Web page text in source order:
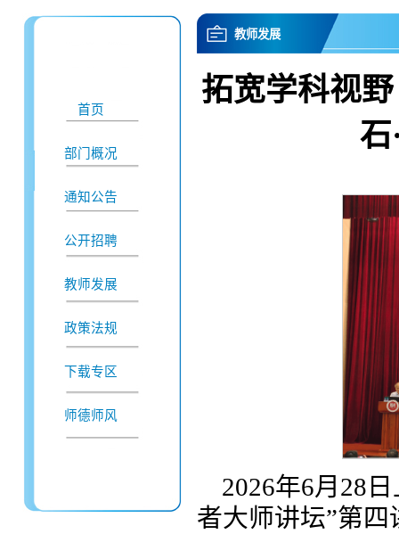
首页
部门概况
通知公告
公开招聘
教师发展
政策法规
下载专区
师德师风
教师发展
拓宽学科视
石
2026年6月28
者大师讲坛”第